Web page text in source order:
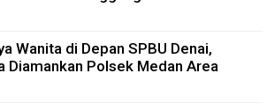
Wanita di Depan SPBU Denai,
Diamankan Polsek Medan Area